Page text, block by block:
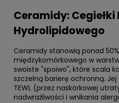
Ceramidy: Cegiełki
Hydrolipidowego
Ceramidy stanowią ponad
międzykomórkowego w
swoiste "spoiwo", które scala
szczelną barierę ochronną.
TEWL (przez naskórkowej
nadwrażliwości i wnikania